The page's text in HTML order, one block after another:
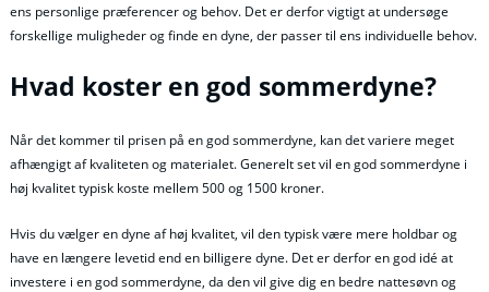
ens personlige præferencer og behov. Det er derfor vigtigt at undersøge
forskellige muligheder og finde en dyne, der passer til ens individuelle behov.
Hvad koster en god sommerdyne?
Når det kommer til prisen på en god sommerdyne, kan det variere meget
afhængigt af kvaliteten og materialet. Generelt set vil en god sommerdyne i
høj kvalitet typisk koste mellem 500 og 1500 kroner.
Hvis du vælger en dyne af høj kvalitet, vil den typisk være mere holdbar og
have en længere levetid end en billigere dyne. Det er derfor en god idé at
investere i en god sommerdyne, da den vil give dig en bedre nattesøvn og